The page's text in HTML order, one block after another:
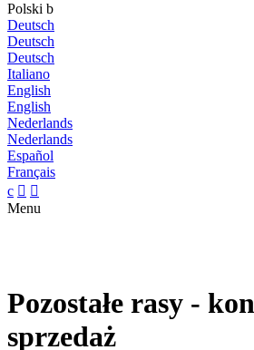
Polski b
Deutsch
Deutsch
Deutsch
Italiano
English
English
Nederlands
Nederlands
Español
Français
c  
Menu
Pozostałe rasy -
sprzedaż